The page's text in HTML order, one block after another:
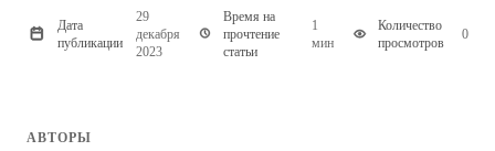
Дата
публикации
29
декабря
2023
Время на
прочтение
статьи
1
мин
Количество
просмотров
0
АВТОРЫ